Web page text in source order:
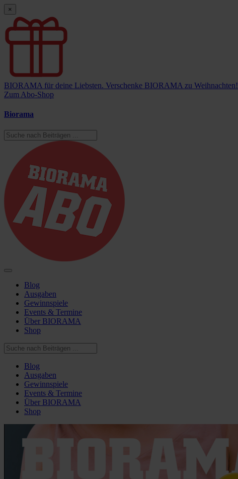
×
BIORAMA für deine Liebsten. Verschenke BIORAMA zu Weihnachten!
Zum Abo-Shop
Biorama
Blog
Ausgaben
Gewinnspiele
Events & Termine
Über BIORAMA
Shop
Blog
Ausgaben
Gewinnspiele
Events & Termine
Über BIORAMA
Shop